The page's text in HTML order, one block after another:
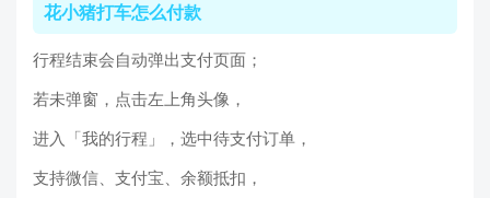
花小猪打车怎么付款
行程结束会自动弹出支付页面；
若未弹窗，点击左上角头像，
进入「我的行程」，选中待支付订单，
支持微信、支付宝、余额抵扣，